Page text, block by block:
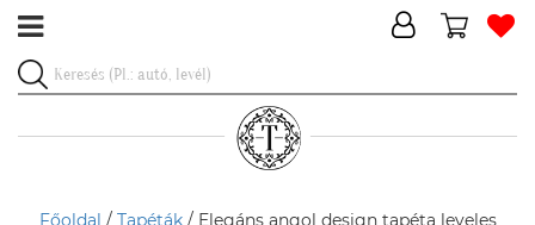
Főoldal / Tapéták/ Elegáns angol design tapéta leveles